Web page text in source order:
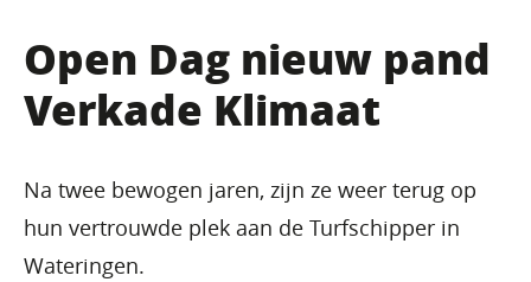
Open Dag nieuw pand
Verkade Klimaat
Na twee bewogen jaren, zijn ze weer terug op
hun vertrouwde plek aan de Turfschipper in
Wateringen.